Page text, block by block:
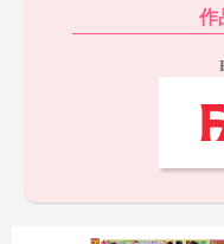
といった感じ。全体的
る所ですが、それでも内
特に見応えがあるのが
足指
られるのが大きな魅力です
作